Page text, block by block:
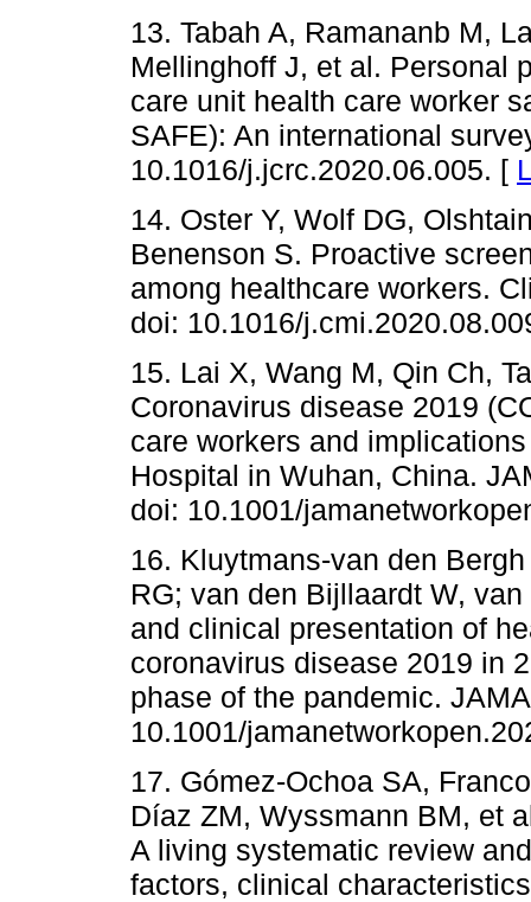
13. Tabah A, Ramananb M,
Mellinghoff J, et al. Personal
care unit health care worker
SAFE): An international
10.1016/j.jcrc.2020.06.005. [
14. Oster Y, Wolf DG,
Benenson S. Proactive
among healthcare workers.
doi: 10.1016/
15. Lai X, Wang M, Qin Ch,
Coronavirus disease 2019
care workers and
Hospital in Wuhan, China.
doi: 10.1001/
16. Kluytmans-van den
RG; van den Bijllaardt W,
and clinical presentation of
coronavirus disease 2019 in
phase of the pandemic.
10.1001/
17. Gómez-Ochoa SA,
Díaz ZM, Wyssmann BM, et
A living systematic review
factors, clinical